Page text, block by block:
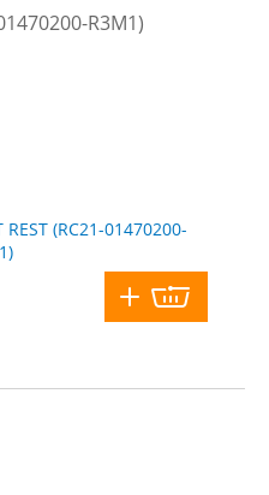
REST (RC21-01470200-